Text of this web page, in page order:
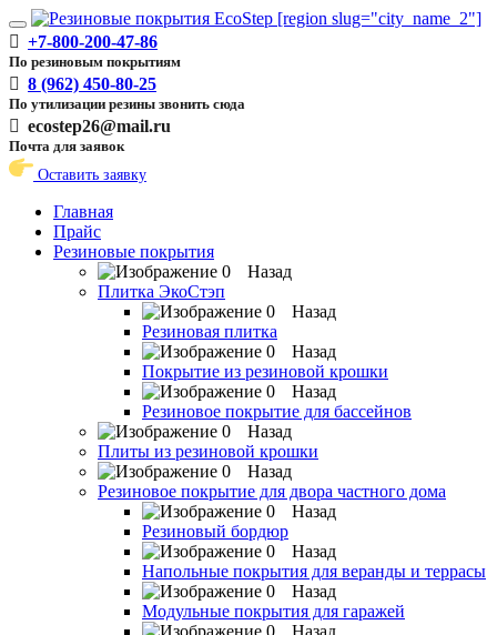
Toggle
navigation
+7-800-200-47-86
По резиновым покрытиям
8 (962) 450-80-25
По утилизации резины звонить сюда
ecostep26@mail.ru
Почта для заявок
Оставить заявку
Главная
Прайс
Резиновые покрытия
Назад
Плитка ЭкоСтэп
Назад
Резиновая плитка
Назад
Покрытие из резиновой крошки
Назад
Резиновое покрытие для бассейнов
Назад
Плиты из резиновой крошки
Назад
Резиновое покрытие для двора частного дома
Назад
Резиновый бордюр
Назад
Напольные покрытия для веранды и террасы
Назад
Модульные покрытия для гаражей
Назад